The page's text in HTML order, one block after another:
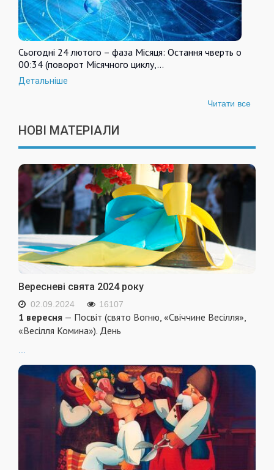
Сьогодні 24 лютого – фаза Місяця: Остання чверть о
00:34 (поворот Місячного циклу,…
Детальніше
Читати все
НОВІ МАТЕРІАЛИ
Вересневі свята 2024 року
02.09.2024 16107
1 вересня — Посвіт (свято Вогню, «Свіччине Весілля»,
«Весілля Комина»). День
...